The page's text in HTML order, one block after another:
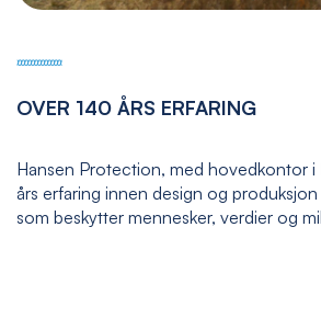
OVER 140 ÅRS ERFARING
Hansen Protection, med hovedkontor i
års erfaring innen design og
som beskytter mennesker, verdier og